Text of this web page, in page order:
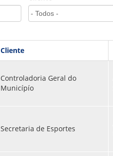
Cliente
Controladoria Geral do
Municípío
Secretaria de Esportes